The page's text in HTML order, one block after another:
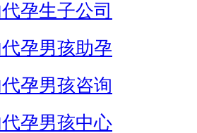
孕生子公司
孕男孩助孕
孕男孩咨询
代孕男孩中心